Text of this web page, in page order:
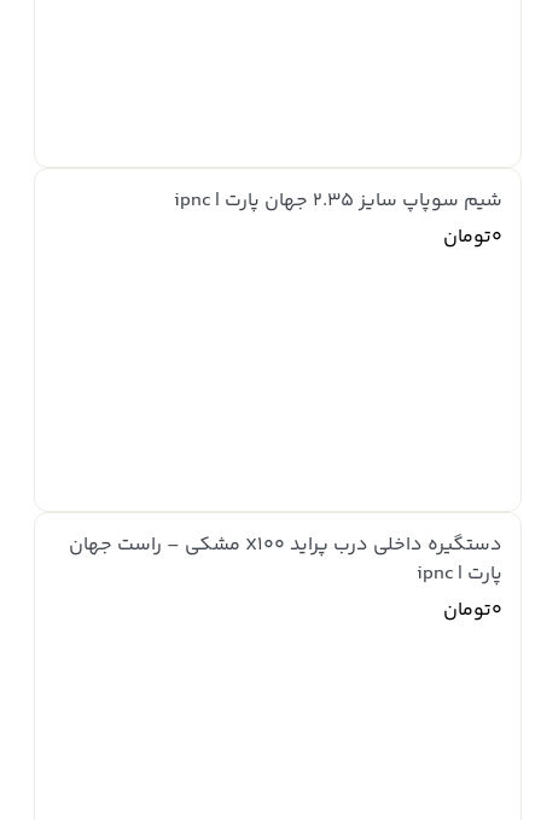
شیم سوپاپ سایز 2.35 جهان پارت | ipnc
0تومان
دستگیره داخلی درب پراید X100 مشکی – راست جهان
پارت | ipnc
0تومان